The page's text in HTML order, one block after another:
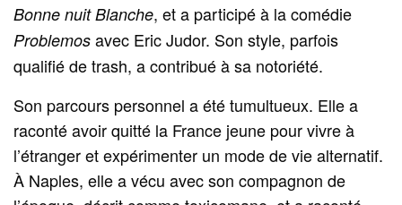
Bonne nuit Blanche, et a participé à la comédie
Problemos avec Eric Judor. Son style, parfois
qualifié de trash, a contribué à sa notoriété.
Son parcours personnel a été tumultueux. Elle a
raconté avoir quitté la France jeune pour vivre à
l’étranger et expérimenter un mode de vie alternatif.
À Naples, elle a vécu avec son compagnon de